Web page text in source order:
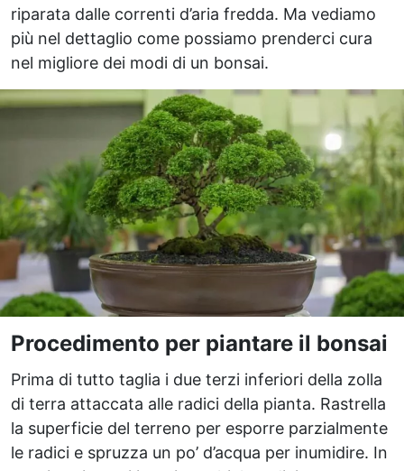
riparata dalle correnti d’aria fredda. Ma vediamo
più nel dettaglio come possiamo prenderci cura
nel migliore dei modi di un bonsai.
Procedimento per piantare il bonsai
Prima di tutto taglia i due terzi inferiori della zolla
di terra attaccata alle radici della pianta. Rastrella
la superficie del terreno per esporre parzialmente
le radici e spruzza un po’ d’acqua per inumidire. In